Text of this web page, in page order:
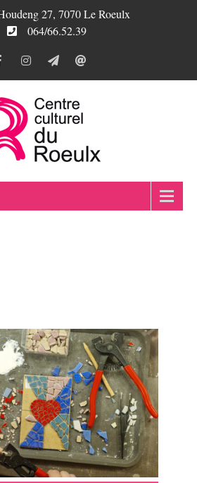
27, 7070 Le Roeulx
064/66.52.39